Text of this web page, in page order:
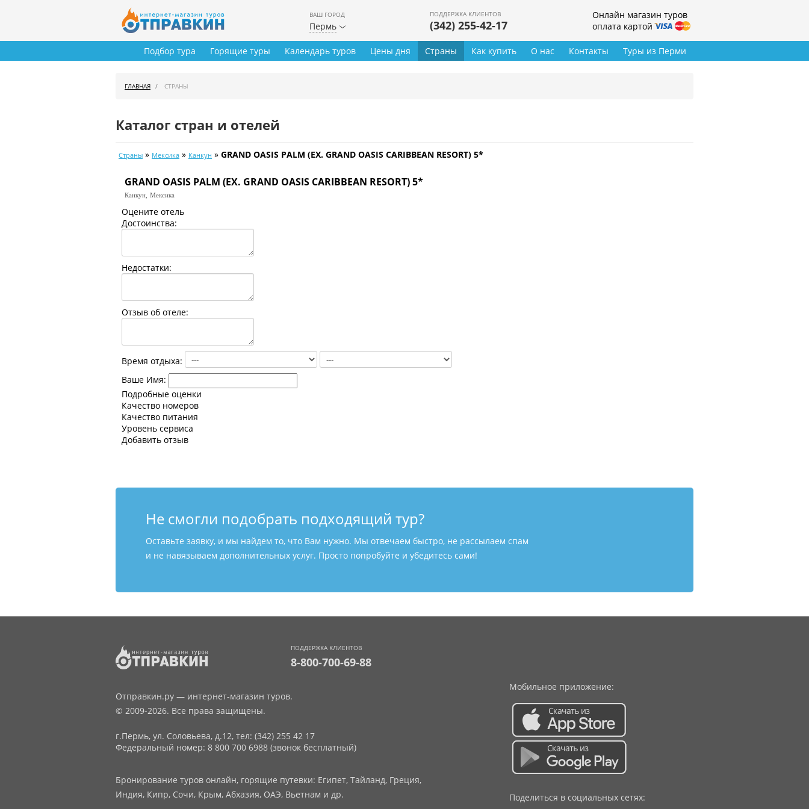
ВАШ ГОРОД
Пермь
ПОДДЕРЖКА КЛИЕНТОВ
(342) 255-42-17
Онлайн магазин туров
оплата картой
Туры из Перми
Подбор тура Горящие туры Календарь туров Цены дня Страны Как купить О нас Контакты
ГЛАВНАЯ СТРАНЫ
Каталог стран и отелей
Страны » Мексика » Канкун » GRAND OASIS PALM (EX. GRAND OASIS CARIBBEAN RESORT) 5*
GRAND OASIS PALM (EX. GRAND OASIS CARIBBEAN RESORT) 5*
Канкун, Мексика
Оцените отель
Достоинства:
Недостатки:
Отзыв об отеле:
Время отдыха:
Ваше Имя:
Подробные оценки
Качество номеров
Качество питания
Уровень сервиса
Добавить отзыв
Не смогли подобрать подходящий тур?
Оставьте заявку, и мы найдем то, что Вам нужно. Мы отвечаем быстро, не рассылаем спам
и не навязываем дополнительных услуг. Просто попробуйте и убедитесь сами!
ПОДДЕРЖКА КЛИЕНТОВ
8-800-700-69-88
Отправкин.ру — интернет-магазин туров.
© 2009-2026. Все права защищены.
г.Пермь, ул. Соловьева, д.12, тел: (342) 255 42 17
Федеральный номер: 8 800 700 6988 (звонок бесплатный)
Бронирование туров онлайн, горящие путевки: Египет, Тайланд, Греция,
Индия, Кипр, Сочи, Крым, Абхазия, ОАЭ, Вьетнам и др.
Мобильное приложение:
Поделиться в социальных сетях: